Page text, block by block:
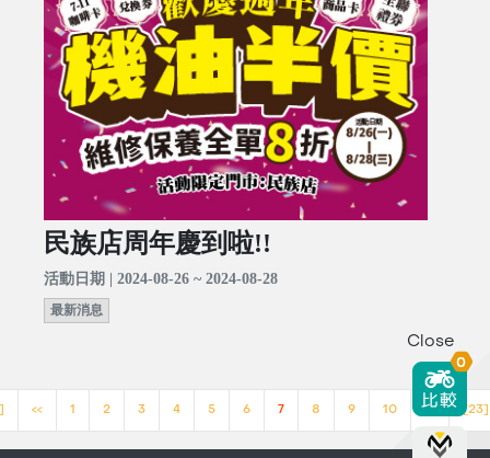
民族店周年慶到啦!!
活動日期 | 2024-08-26 ~ 2024-08-28
最新消息
<< 1 2 3 4 5 6 7 8 9 10 >> [23]
Close
0